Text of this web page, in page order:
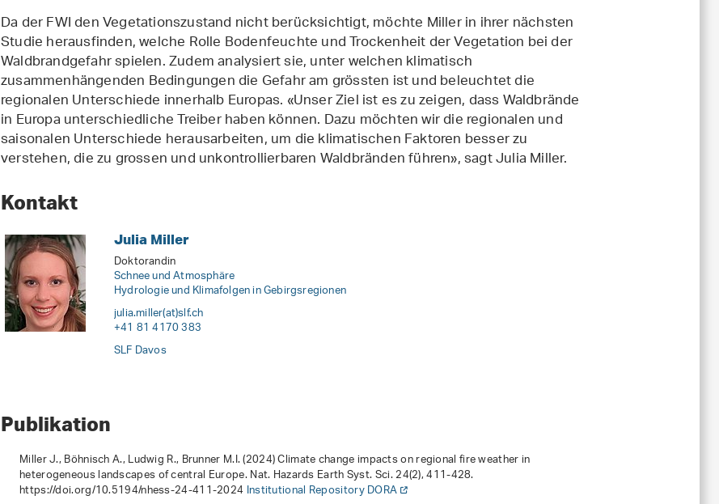
Da der FWI den Vegetationszustand nicht berücksichtigt, möchte Miller in ihrer nächsten
Studie herausfinden, welche Rolle Bodenfeuchte und Trockenheit der Vegetation bei der
Waldbrandgefahr spielen. Zudem analysiert sie, unter welchen klimatisch
zusammenhängenden Bedingungen die Gefahr am grössten ist und beleuchtet die
regionalen Unterschiede innerhalb Europas. «Unser Ziel ist es zu zeigen, dass Waldbrände
in Europa unterschiedliche Treiber haben können. Dazu möchten wir die regionalen und
saisonalen Unterschiede herausarbeiten, um die klimatischen Faktoren besser zu
verstehen, die zu grossen und unkontrollierbaren Waldbränden führen», sagt Julia Miller.
Kontakt
Julia Miller
Doktorandin
Schnee und Atmosphäre
Hydrologie und Klimafolgen in Gebirgsregionen
julia.miller(at)slf.ch
+41 81 4170 383
SLF Davos
Publikation
Miller J., Böhnisch A., Ludwig R., Brunner M.I. (2024) Climate change impacts on regional fire weather in
heterogeneous landscapes of central Europe. Nat. Hazards Earth Syst. Sci.24(2), 411-428.
https://doi.org/10.5194/nhess-24-411-2024 Institutional Repository DORA